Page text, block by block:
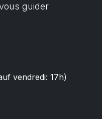
guider
vendredi: 17h)